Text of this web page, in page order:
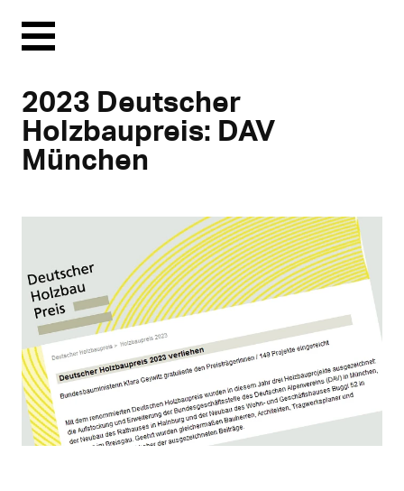
Menu
2023 Deutscher
Holzbaupreis: DAV
München